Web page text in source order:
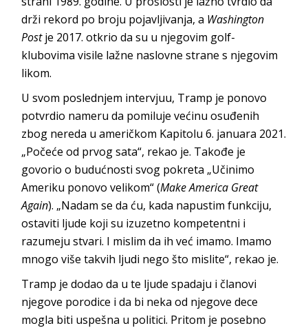
drži rekord po broju pojavljivanja, a Washington
Postje 2017. otkrio da su u njegovim golf-
klubovima visile lažne naslovne strane s njegovim
likom.
U svom poslednjem intervjuu, Tramp je ponovo
potvrdio nameru da pomiluje većinu osuđenih
zbog nereda u američkom Kapitolu 6. januara 2021.
„Počeće od prvog sata“, rekao je. Takođe je
govorio o budućnosti svog pokreta „Učinimo
Ameriku ponovo velikom“ (Make America Great
Again). „Nadam se da ću, kada napustim funkciju,
ostaviti ljude koji su izuzetno kompetentni i
razumeju stvari. I mislim da ih već imamo. Imamo
mnogo više takvih ljudi nego što mislite“, rekao je.
Tramp je dodao da u te ljude spadaju i članovi
njegove porodice i da bi neka od njegove dece
mogla biti uspešna u politici. Pritom je posebno